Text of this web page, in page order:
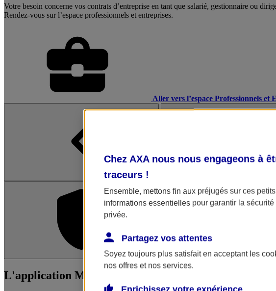
Votre besoin concerne vos contrats d’entreprise en tant que salarié, gestionnaire ou
Rendez-vous sur l’espace professionnels et entreprises.
Aller vers l’espace Professionnels et
L'application Mon AXA Assurance
L'application Mon AXA Assurance, tous vos contrats
Chez AXA nous nous engageons à
traceurs !
Ensemble, mettons fin aux préjugés sur ces
informations essentielles pour garantir la
privée.
Partagez vos attentes
Soyez toujours plus satisfait en acceptant les
nos offres et nos services.